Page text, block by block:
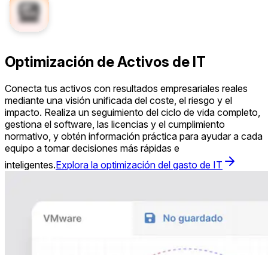
Optimización de Activos de IT
Conecta tus activos con resultados empresariales reales
mediante una visión unificada del coste, el riesgo y el
impacto. Realiza un seguimiento del ciclo de vida completo,
gestiona el software, las licencias y el cumplimiento
normativo, y obtén información práctica para ayudar a cada
equipo a tomar decisiones más rápidas e
inteligentes.Explora la optimización del gasto de IT